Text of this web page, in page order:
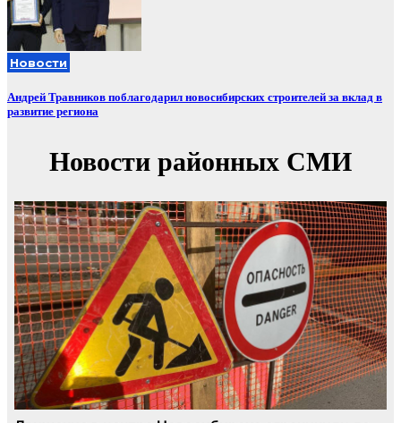
Новости
Андрей Травников поблагодарил новосибирских строителей за вклад в
развитие региона